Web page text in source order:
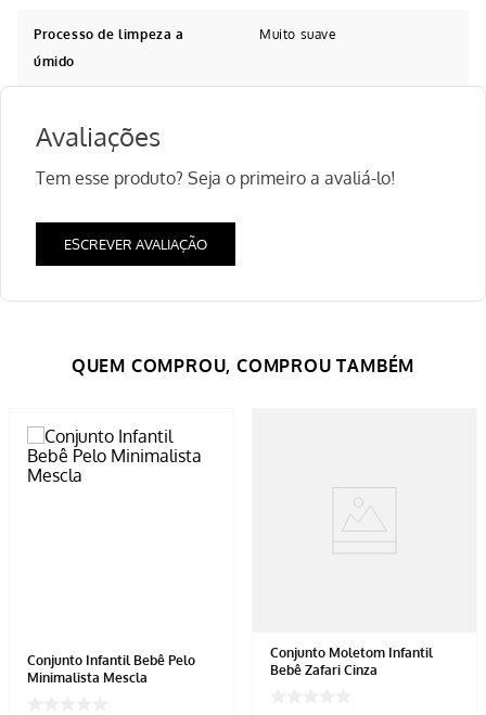
Processo de limpeza a
úmido
Muito suave
Avaliações
Tem esse produto? Seja o primeiro a avaliá-lo!
ESCREVER AVALIAÇÃO
Conjunto Infantil Bebê Pelo
Minimalista Mescla
Conjunto Moletom Infantil
Bebê Zafari Cinza